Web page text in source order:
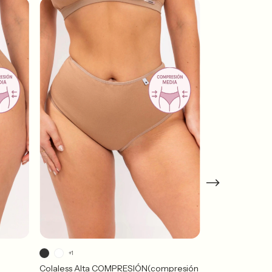
Colaless Alta COMPRESIÓN(compresión
+1